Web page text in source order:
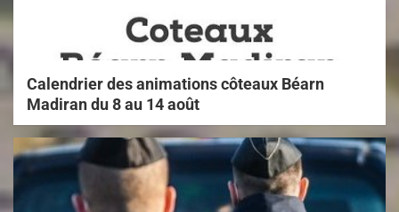
Calendrier des animations côteaux Béarn
Madiran du 8 au 14 août